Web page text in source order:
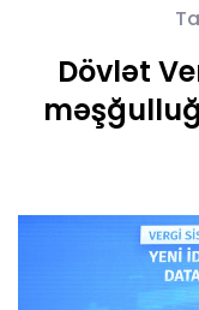
Dövlət